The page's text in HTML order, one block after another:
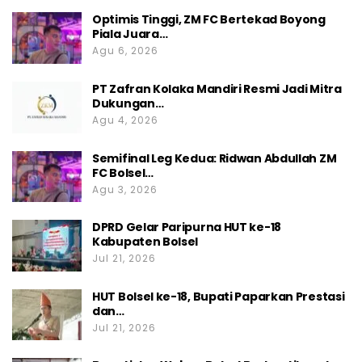
Optimis Tinggi, ZM FC Bertekad Boyong
Piala Juara…
Agu 6, 2026
PT Zafran Kolaka Mandiri Resmi Jadi Mitra
Dukungan…
Agu 4, 2026
Semifinal Leg Kedua: Ridwan Abdullah ZM
FC Bolsel…
Agu 3, 2026
DPRD Gelar Paripurna HUT ke-18
Kabupaten Bolsel
Jul 21, 2026
HUT Bolsel ke-18, Bupati Paparkan Prestasi
dan…
Jul 21, 2026